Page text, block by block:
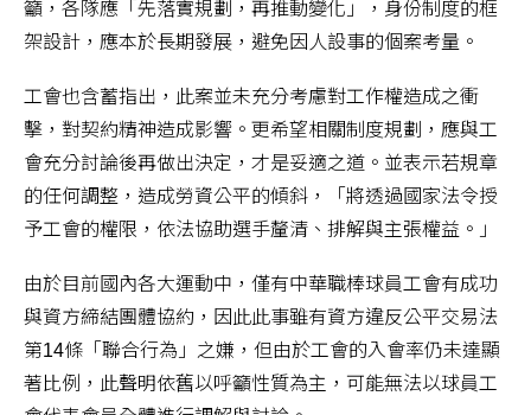
籲，各隊應「先落實規劃，再推動變化」，身份制度的框
架設計，應本於長期發展，避免因人設事的個案考量。
工會也含蓄指出，此案並未充分考慮對工作權造成之衝
擊，對契約精神造成影響。更希望相關制度規劃，應與工
會充分討論後再做出決定，才是妥適之道。並表示若規章
的任何調整，造成勞資公平的傾斜，「將透過國家法令授
予工會的權限，依法協助選手釐清、排解與主張權益。」
由於目前國內各大運動中，僅有中華職棒球員工會有成功
與資方締結團體協約，因此此事雖有資方違反公平交易法
第14條「聯合行為」之嫌，但由於工會的入會率仍未達顯
著比例，此聲明依舊以呼籲性質為主，可能無法以球員工